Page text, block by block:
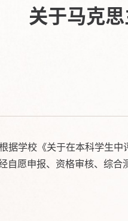
关于马克
据学校《关于在本科学生
自愿申报、资格审核、综合